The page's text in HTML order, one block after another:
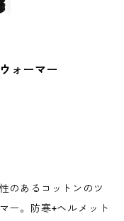
ォーマー
のあるコットンのツ
ー。防寒+ヘルメット